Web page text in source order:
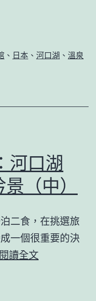
京
湖
、 日本 、 河口湖 、 溫泉
河口湖
（中）
二食，在挑選旅
一個很重要的決
閱讀全文